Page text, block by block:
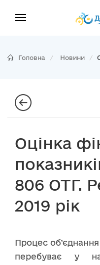
Головна Новини
Оцінка
806 ОТГ.
2019 рік
Процес
перебуває у